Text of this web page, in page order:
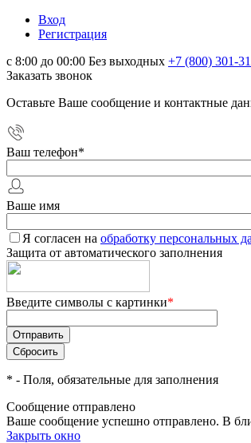
Вход
Регистрация
с 8:00 до 00:00 Без выходных +7 (800) 301-
Заказать звонок
Оставьте Ваше сообщение и контактные
Ваш телефон*
Ваше имя
Я согласен на обработку персональных
Защита от автоматического заполнения
Введите символы с картинки*
* - Поля, обязательные для заполнения
Сообщение отправлено
Ваше сообщение успешно отправлено. В
Закрыть окно